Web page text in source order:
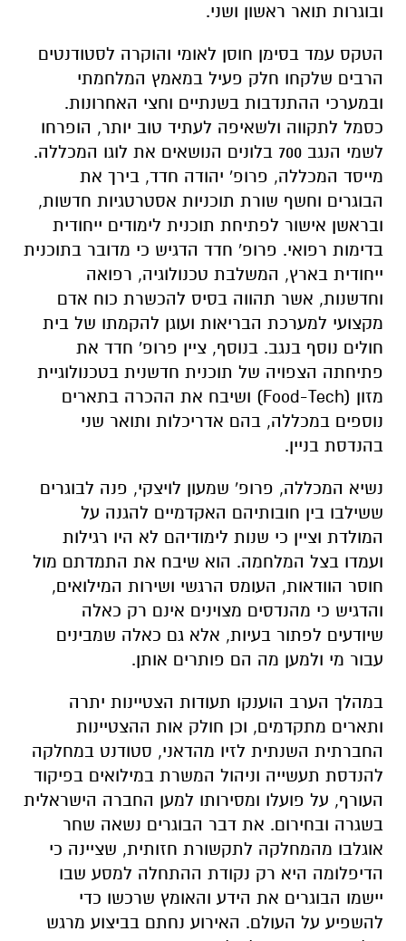
ובוגרות תואר ראשון ושני.
הטקס עמד בסימן חוסן לאומי והוקרה לסטודנטים
הרבים שלקחו חלק פעיל במאמץ המלחמתי
ובמערכי ההתנדבות בשנתיים וחצי האחרונות.
כסמל לתקווה ולשאיפה לעתיד טוב יותר, הופרחו
לשמי הנגב 700 בלונים הנושאים את לוגו המכללה.
מייסד המכללה, פרופ' יהודה חדד, בירך את
הבוגרים וחשף שורת תוכניות אסטרטגיות חדשות,
ובראשן אישור לפתיחת תוכנית לימודים ייחודית
בדימות רפואי. פרופ' חדד הדגיש כי מדובר בתוכנית
ייחודית בארץ, המשלבת טכנולוגיה, רפואה
וחדשנות, אשר תהווה בסיס להכשרת כוח אדם
מקצועי למערכת הבריאות ועוגן להקמתו של בית
חולים נוסף בנגב. בנוסף, ציין פרופ' חדד את
פתיחתה הצפויה של תוכנית חדשנית בטכנולוגיית
מזון (Food-Tech) ושיבח את ההכרה בתארים
נוספים במכללה, בהם אדריכלות ותואר שני
בהנדסת בניין.
נשיא המכללה, פרופ' שמעון לויצקי, פנה לבוגרים
ששילבו בין חובותיהם האקדמיים להגנה על
המולדת וציין כי שנות לימודיהם לא היו רגילות
ועמדו בצל המלחמה. הוא שיבח את התמדתם מול
חוסר הוודאות, העומס הרגשי ושירות המילואים,
והדגיש כי מהנדסים מצוינים אינם רק כאלה
שיודעים לפתור בעיות, אלא גם כאלה שמבינים
עבור מי ולמען מה הם פותרים אותן.
במהלך הערב הוענקו תעודות הצטיינות יתרה
ותארים מתקדמים, וכן חולק אות ההצטיינות
החברתית השנתית לזיו מהדאני, סטודנט במחלקה
להנדסת תעשייה וניהול המשרת במילואים בפיקוד
העורף, על פועלו ומסירותו למען החברה הישראלית
בשגרה ובחירום. את דבר הבוגרים נשאה שחר
אוגלבו מהמחלקה לתקשורת חזותית, שציינה כי
הדיפלומה היא רק נקודת ההתחלה למסע שבו
יישמו הבוגרים את הידע והאומץ שרכשו כדי
להשפיע על העולם. האירוע נחתם בביצוע מרגש